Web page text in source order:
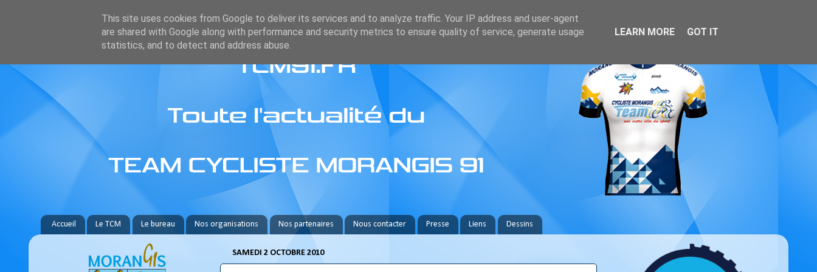
Accueil Le TCM Le bureau Nos organisations Nos partenaires Nous contacter Presse Liens Dessins
SAMEDI 2 OCTOBRE 2010
This site uses cookies from Google to deliver its services and to analyze traffic. Your IP address and user-agent
are shared with Google along with performance and security metrics to ensure quality of service, generate usage
statistics, and to detect and address abuse.
LEARN MORE GOT IT